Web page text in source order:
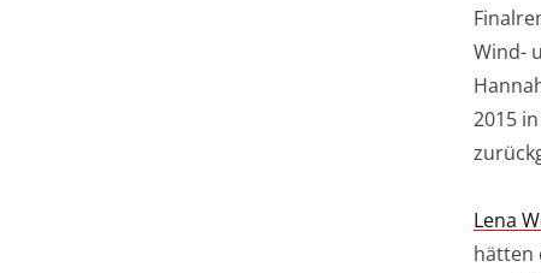
Wind-
2015
Lena
hätten